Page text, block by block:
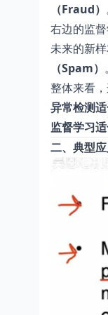
（Fraud）
右边的监
未来的新
（Spam） 。
整体来看
异常检测
监督学习
二、典型